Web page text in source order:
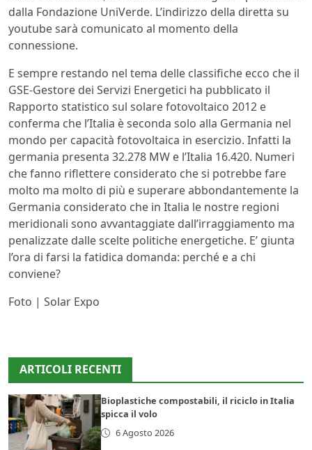
dalla Fondazione UniVerde. L’indirizzo della diretta su
youtube sarà comunicato al momento della
connessione.
E sempre restando nel tema delle classifiche ecco che il
GSE-Gestore dei Servizi Energetici ha pubblicato il
Rapporto statistico sul solare fotovoltaico 2012 e
conferma che l’Italia è seconda solo alla Germania nel
mondo per capacità fotovoltaica in esercizio. Infatti la
germania presenta 32.278 MW e l’Italia 16.420. Numeri
che fanno riflettere considerato che si potrebbe fare
molto ma molto di più e superare abbondantemente la
Germania considerato che in Italia le nostre regioni
meridionali sono avvantaggiate dall’irraggiamento ma
penalizzate dalle scelte politiche energetiche. E’ giunta
l’ora di farsi la fatidica domanda: perché e a chi
conviene?
Foto | Solar Expo
ARTICOLI RECENTI
Bioplastiche compostabili, il riciclo in Italia
spicca il volo
6 Agosto 2026